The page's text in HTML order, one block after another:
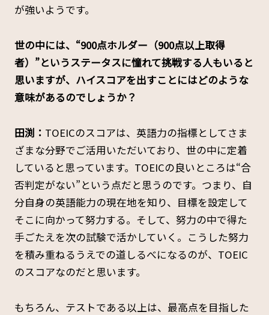
が強いようです。
――世の中には、“900点ホルダー（900点以上取得
者）”というステータスに憧れて挑戦する人もいると
思いますが、ハイスコアを出すことにはどのような
意味があるのでしょうか？
田渕： TOEICのスコアは、英語力の指標としてさま
ざまな分野でご活用いただいており、世の中に定着
していると思っています。TOEICの良いところは“合
否判定がない”という点だと思うのです。つまり、自
分自身の英語能力の現在地を知り、目標を設定して
そこに向かって努力する。そして、努力の中で得た
手ごたえを次の試験で活かしていく。こうした努力
を積み重ねるうえでの道しるべになるのが、TOEIC
のスコアなのだと思います。
もちろん、テストである以上は、最高点を目指した